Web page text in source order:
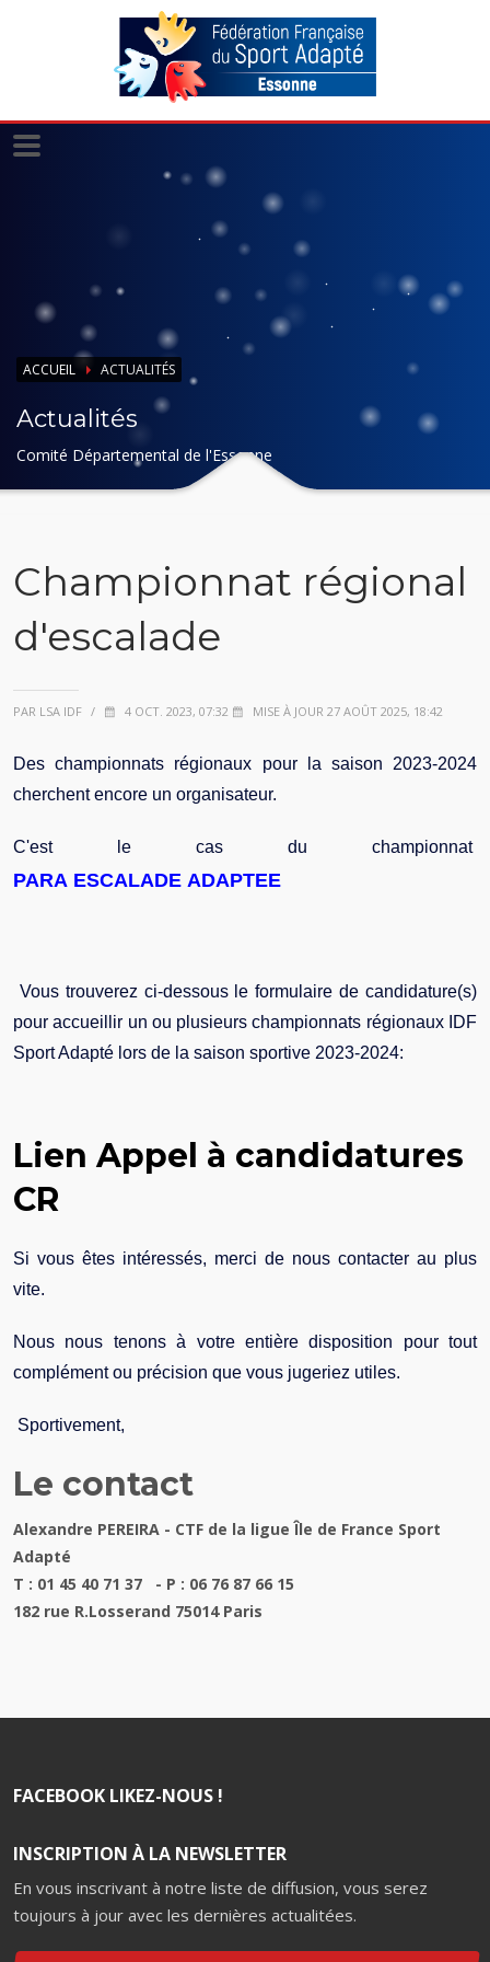
ACCUEIL ACTUALITÉS
Actualités
Comité Départemental de l'Essonne
Championnat régional
d'escalade
PAR LSA IDF / 4 OCT. 2023, 07:32 MISE À JOUR 27 AOÛT 2025, 18:42
Des championnats régionaux pour la saison 2023-2024
cherchent encore un organisateur.
C'est le cas du championnat
PARA ESCALADE ADAPTEE
Vous trouverez ci-dessous le formulaire decandidature(s)
pour accueillir un ou plusieurs championnats régionaux IDF
Sport Adapté lors de la saison sportive 2023-2024:
Lien Appel à candidatures
CR
Si vous êtes intéressés, merci de nous contacter au plus
vite.
Nous nous tenons à votre entière disposition pour tout
complément ou précision que vous jugeriez utiles.
Sportivement,
Le contact
Alexandre PEREIRA - CTF de la ligue Île de France Sport
Adapté
T : 01 45 40 71 37 - P : 06 76 87 66 15
182 rue R.Losserand 75014 Paris
FACEBOOK LIKEZ-NOUS !
INSCRIPTION À LA NEWSLETTER
En vous inscrivant à notre liste de diffusion, vous serez
toujours à jour avec les dernières actualitées.
Panneau de gestion des cookies